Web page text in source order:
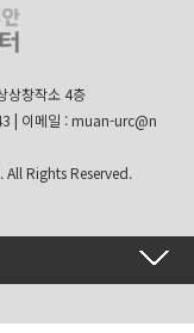
상창작소 4층
| 이메일 : muan-urc@n
All Rights Reserved.